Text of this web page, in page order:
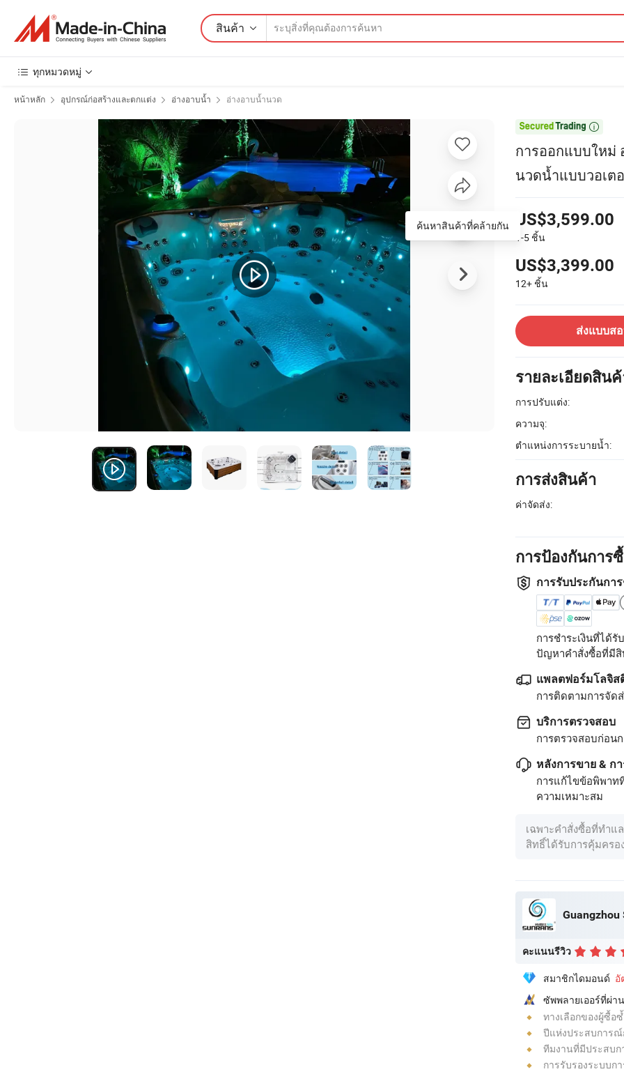
สินค้า
ทุกหมวดหมู่
หน้าหลัก อุปกรณ์ก่อสร้างและตกแต่ง อ่างอาบน้ำ อ่างอาบน้ำนวด

การออกแบบใหม่
นวดน้ำแบบวอเต
US$3,599.00
1-5 ชิ้น
US$3,399.00
12+ ชิ้น
ส่งแบบส
รายละเอียดสิน
การปรับแต่ง:
ความจุ:
ตำแหน่งการระบายน้ำ:
การส่งสินค้า
ค่าจัดส่ง:
การป้องกันการ
การรับประกันการ
การชำระเงินที่ได้
ปัญหาคำสั่งซื้อที่มี
แพลตฟอร์มโลจิส
การติดตามการจัด
บริการตรวจสอบ
การตรวจสอบก่อน
หลังการขาย & ก
การแก้ไขข้อพิพาท
ความเหมาะสม
เฉพาะคำสั่งซื้อที่ทำแ
สิทธิ์ได้รับการคุ้มครอ
Guangzhou
คะแนนรีวิว
สมาชิกไดมอนด์ อั
ซัพพลายเออร์ที่ผ่า
ทางเลือกของผู้ซื้อ
ปีแห่งประสบการณ์
ทีมงานที่มีประสบ
การรับรองระบบก
ค้นหาสินค้าที่คล้ายกัน